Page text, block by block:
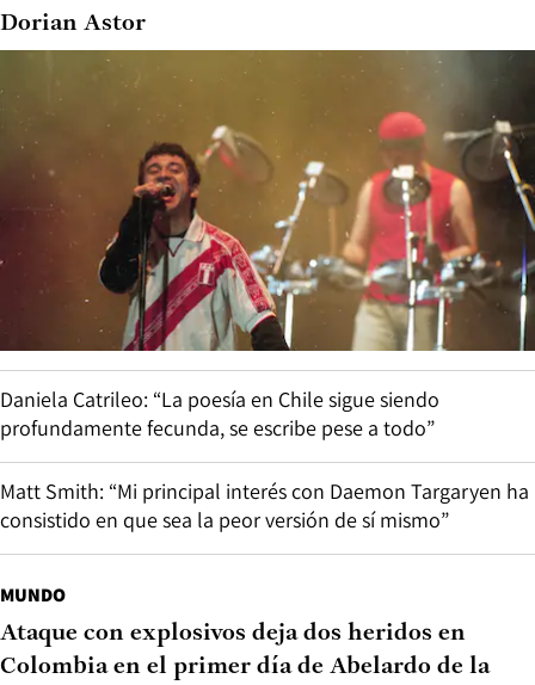
Dorian Astor
Daniela Catrileo: “La poesía en Chile sigue siendo
profundamente fecunda, se escribe pese a todo”
Matt Smith: “Mi principal interés con Daemon Targaryen ha
consistido en que sea la peor versión de sí mismo”
MUNDO
Ataque con explosivos deja dos heridos en
Colombia en el primer día de Abelardo de la